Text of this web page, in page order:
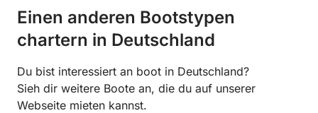
Einen anderen Bootstypen
chartern in Deutschland
Du bist interessiert an boot in Deutschland?
Sieh dir weitere Boote an, die du auf unserer
Webseite mieten kannst.